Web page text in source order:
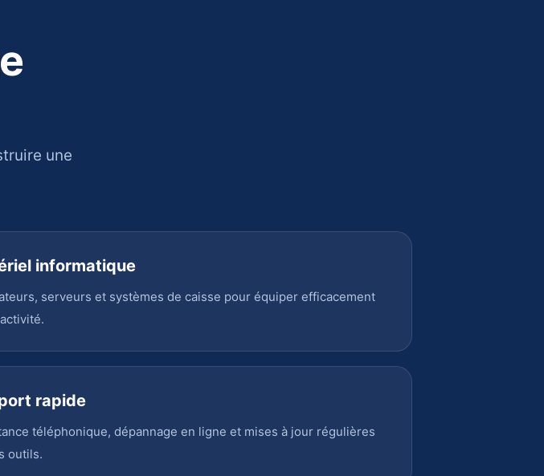
une
informatique
serveurs et systèmes de caisse pour équiper efficacement
rapide
téléphonique, dépannage en ligne et mises à jour régulières
outils.